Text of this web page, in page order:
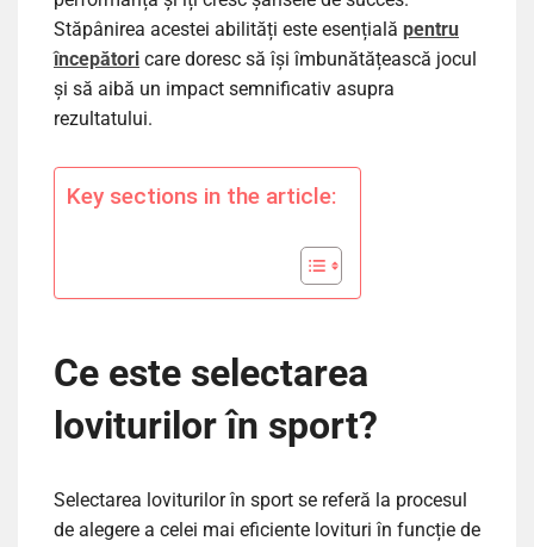
Stăpânirea acestei abilități este esențială pentru
începători care doresc să își îmbunătățească jocul
și să aibă un impact semnificativ asupra
rezultatului.
Key sections in the article:
Ce este selectarea
loviturilor în sport?
Selectarea loviturilor în sport se referă la procesul
de alegere a celei mai eficiente lovituri în funcție de